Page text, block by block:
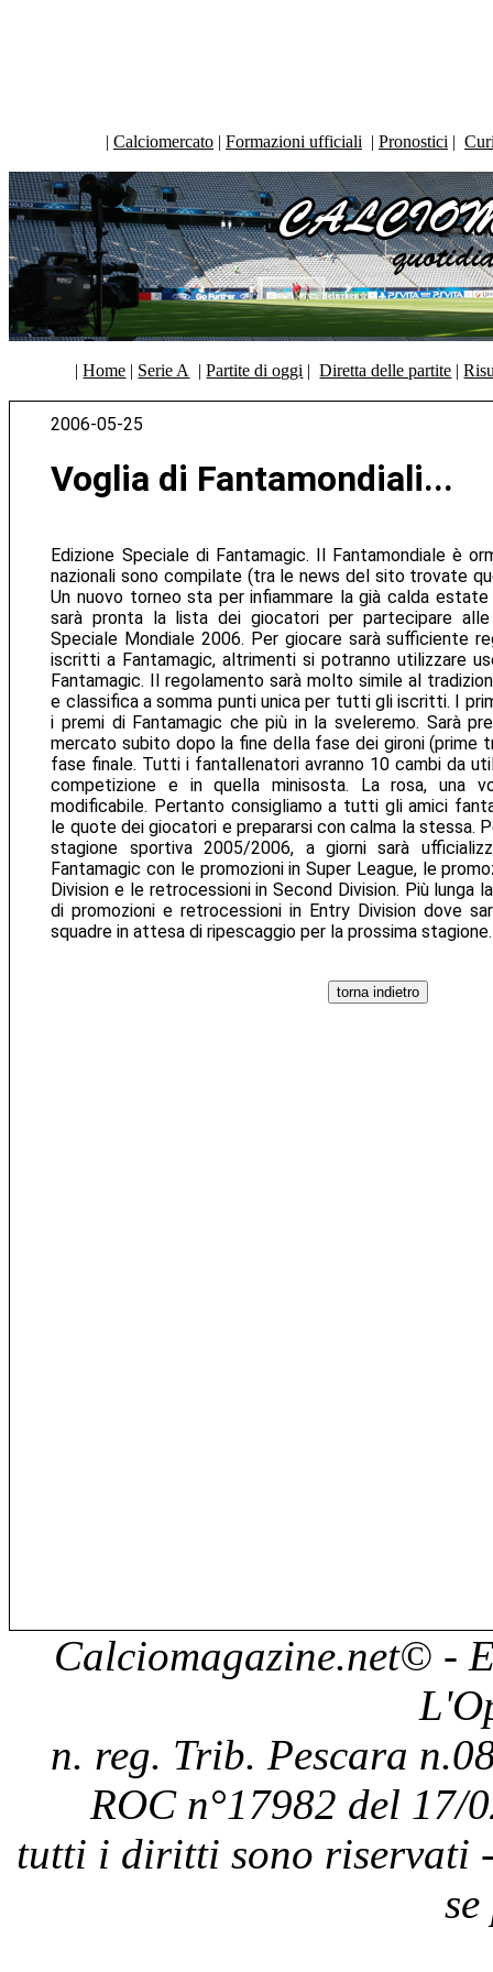
| Calciomercato | Formazioni ufficiali | Pronostici |
|Home | Serie A |Partite di oggi |Diretta delle partite |
2006-05-25
Voglia di Fantamondiali...
Edizione Speciale di Fantamagic. Il Fantamondiale è
nazionali sono compilate (tra le news del sito trovate
Un nuovo torneo sta per infiammare la già calda
sarà pronta la lista dei giocatori per partecipare
Speciale Mondiale 2006. Per giocare sarà sufficiente
iscritti a Fantamagic, altrimenti si potranno utilizzare
Fantamagic. Il regolamento sarà molto simile al
e classifica a somma punti unica per tutti gli iscritti. I
i premi di Fantamagic che più in la sveleremo. Sarà
mercato subito dopo la fine della fase dei gironi (prime
fase finale. Tutti i fantallenatori avranno 10 cambi da
competizione e in quella minisosta. La rosa, una
modificabile. Pertanto consigliamo a tutti gli amici
le quote dei giocatori e prepararsi con calma la stessa.
stagione sportiva 2005/2006, a giorni sarà
Fantamagic con le promozioni in Super League, le
Division e le retrocessioni in Second Division. Più lunga
di promozioni e retrocessioni in Entry Division dove
squadre in attesa di ripescaggio per la prossima
Calciomagazine.net© -
n. reg. Trib. Pescara
ROC n°17982 del 17/
tutti i diritti sono riservati